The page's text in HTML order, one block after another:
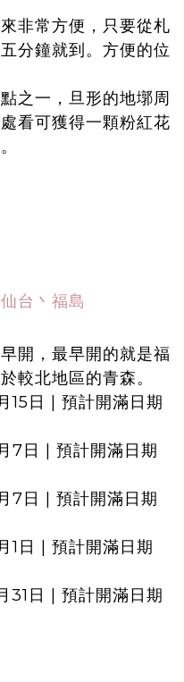
非常方便，只要從札
分鐘就到。方便的位
之一，旦形的地墎周
看可獲得一顆粉紅花
台丶福島
開，最早開的就是福
較北地區的青森。
日 | 預計開滿日期
日 | 預計開滿日期
日 | 預計開滿日期
日 | 預計開滿日期
日 | 預計開滿日期